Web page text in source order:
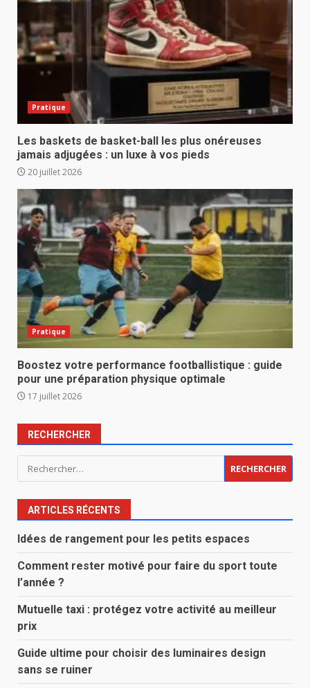
Pratique
Les baskets de basket-ball les plus onéreuses
jamais adjugées : un luxe à vos pieds
20 juillet 2026
Pratique
Boostez votre performance footballistique : guide
pour une préparation physique optimale
17 juillet 2026
RECHERCHER
Rechercher :
ARTICLES RÉCENTS
Idées de rangement pour les petits espaces
Comment rester motivé pour faire du sport toute
l’année ?
Mutuelle taxi : protégez votre activité au meilleur
prix
Guide ultime pour choisir des luminaires design
sans se ruiner